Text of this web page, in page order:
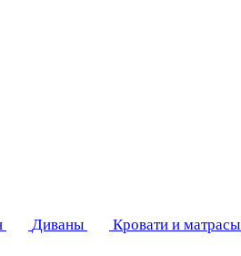
Диваны Кровати и матрасы